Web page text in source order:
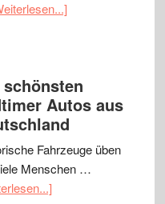
schönsten
Autos aus
Fahrzeuge üben
Menschen …